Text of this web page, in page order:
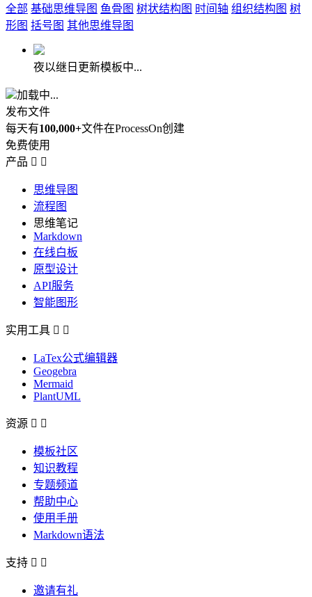
全部 基础思维导图 鱼骨图 树状结构图 时间轴 组织结构图 树
形图 括号图 其他思维导图
夜以继日更新模板中...
加载中...
发布文件
每天有100,000+文件在ProcessOn创建
免费使用
产品  
思维导图
流程图
思维笔记
Markdown
在线白板
原型设计
API服务
智能图形
实用工具  
LaTex公式编辑器
Geogebra
Mermaid
PlantUML
资源  
模板社区
知识教程
专题频道
帮助中心
使用手册
Markdown语法
支持  
邀请有礼